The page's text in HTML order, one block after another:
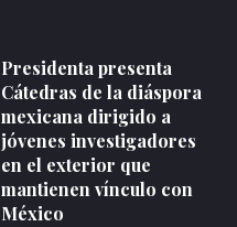
Presidenta presenta
Cátedras de la diáspora
mexicana dirigido a
jóvenes investigadores
en el exterior que
mantienen vínculo con
México